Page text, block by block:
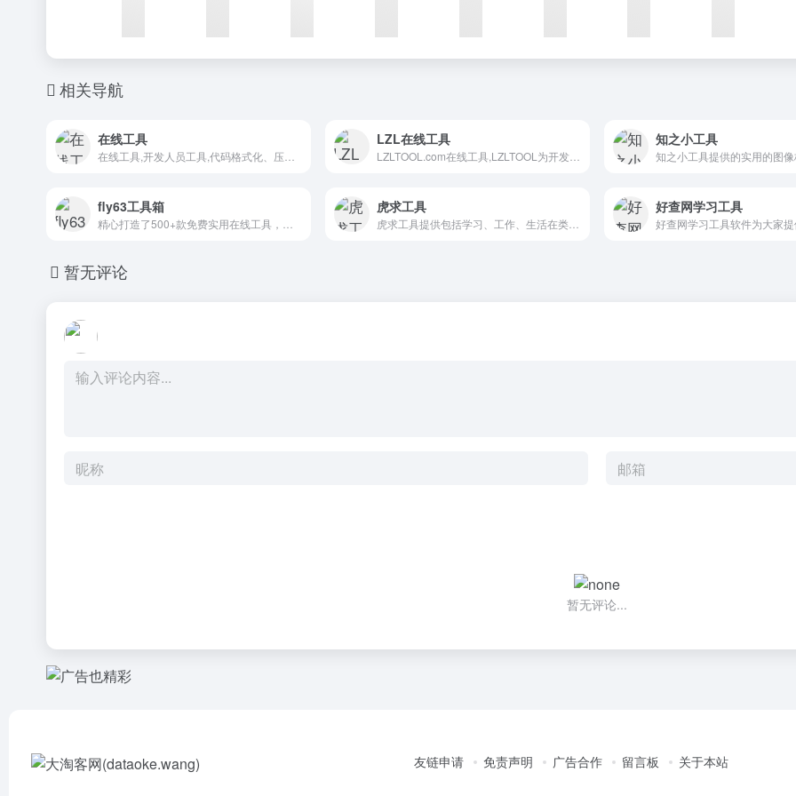
相关导航
在线工具 LZL在线工具 知之小工具
fly63工具箱 虎求工具 好查网学习工具
暂无评论
暂无评论...
友链申请 免责声明 广告合作 留言板 关于本站